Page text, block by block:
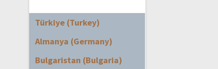
Türkiye (Turkey)
Almanya (Germany)
Bulgaristan (Bulgaria)